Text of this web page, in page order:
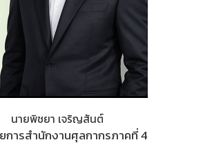
นายพิชยา เจริญสันต์
การสำนักงานศุลกากรภาคที่ 4